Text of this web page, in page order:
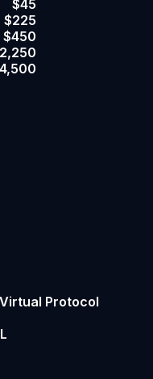
$45
$225
$450
Protocol